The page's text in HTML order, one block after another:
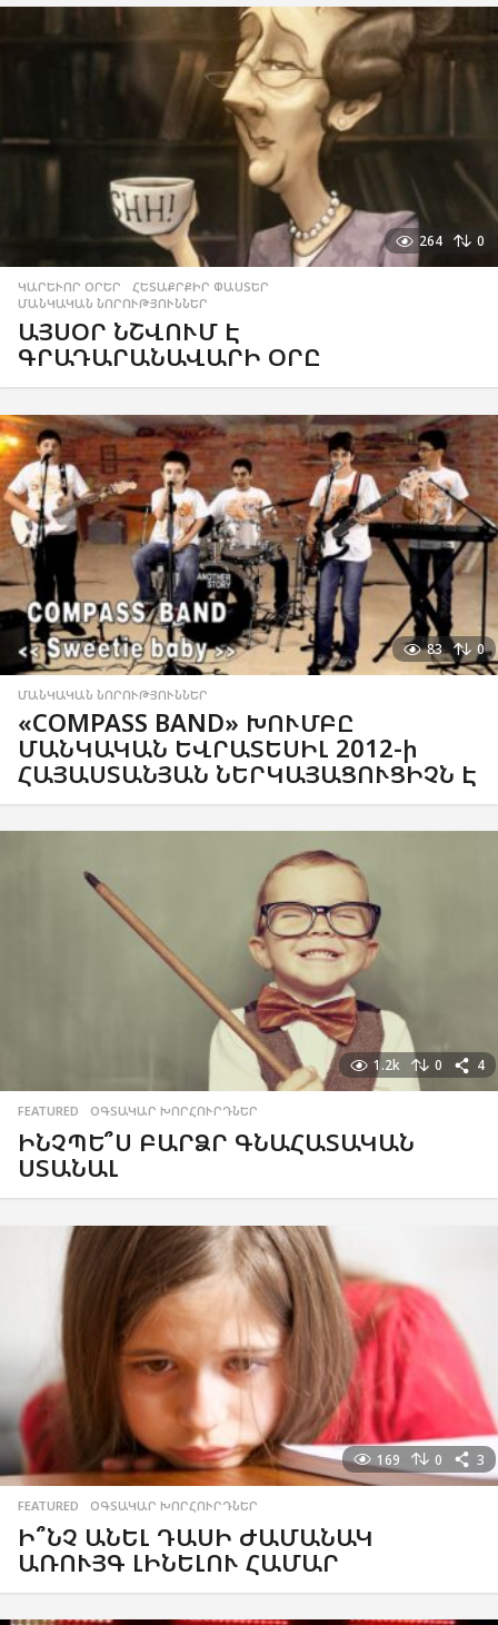
264 0
ԿԱՐԵՒՈՐ ՕՐԵՐ ,ՀԵՏԱՔՐՔԻՐ ՓԱՍՏԵՐ
ՄԱՆԿԱԿԱՆ ՆՈՐՈՒԹՅՈՒՆՆԵՐ
ԱՅՍՕՐ ՆՇՎՈՒՄ Է
ԳՐԱԴԱՐԱՆԱՎԱՐԻ ՕՐԸ
83 0
ՄԱՆԿԱԿԱՆ ՆՈՐՈՒԹՅՈՒՆՆԵՐ
«COMPASS BAND» ԽՈՒՄԲԸ
ՄԱՆԿԱԿԱՆ ԵՎՐԱՏԵՍԻԼ 2012-ի
ՀԱՅԱՍՏԱՆՅԱՆ ՆԵՐԿԱՅԱՑՈՒՑԻՉՆ Է
1.2k 0 4
FEATURED ,ՕԳՏԱԿԱՐ ԽՈՐՀՈՒՐԴՆԵՐ
ԻՆՉՊԵ՞Ս ԲԱՐՁՐ ԳՆԱՀԱՏԱԿԱՆ
ՍՏԱՆԱԼ
169 0 3
FEATURED ,ՕԳՏԱԿԱՐ ԽՈՐՀՈՒՐԴՆԵՐ
Ի՞ՆՉ ԱՆԵԼ ԴԱՍԻ ԺԱՄԱՆԱԿ
ԱՌՈՒՅԳ ԼԻՆԵԼՈՒ ՀԱՄԱՐ